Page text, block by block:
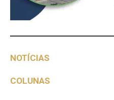
NOTÍCIAS
COLUNAS